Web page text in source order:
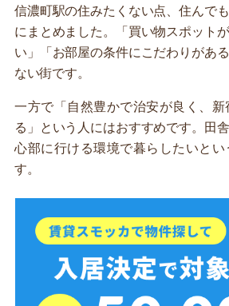
信濃町駅の住みたくない点、住んで
にまとめました。「買い物スポット
い」「お部屋の条件にこだわりがあ
ない街です。
一方で「自然豊かで治安が良く、
る」という人にはおすすめです。田
心部に行ける環境で暮らしたいと
す。